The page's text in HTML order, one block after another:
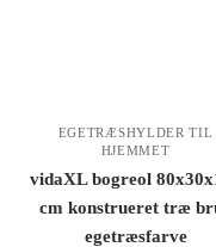
EGETRÆSHYLDER TIL
HJEMMET
vidaXL bogreol
cm konstrueret træ
egetræsfarve